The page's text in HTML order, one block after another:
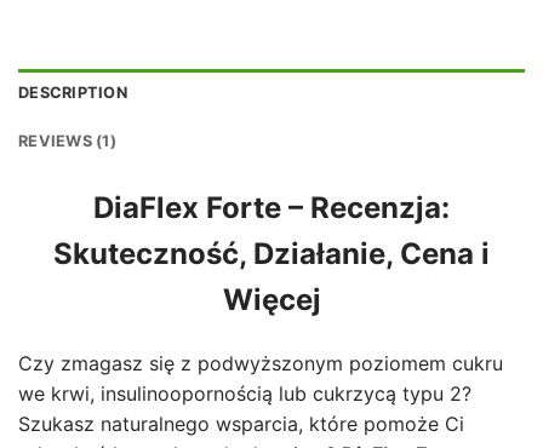
DESCRIPTION
REVIEWS (1)
DiaFlex Forte – Recenzja:
Skuteczność, Działanie, Cena i
Więcej
Czy zmagasz się z podwyższonym poziomem cukru
we krwi, insulinoopornością lub cukrzycą typu 2?
Szukasz naturalnego wsparcia, które pomoże Ci